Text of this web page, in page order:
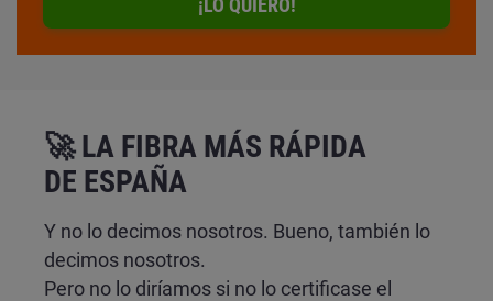
¡LO QUIERO!
🚀 LA FIBRA MÁS RÁPIDA
DE ESPAÑA
Y no lo decimos nosotros. Bueno, también lo
decimos nosotros.
Pero no lo diríamos si no lo certificase el